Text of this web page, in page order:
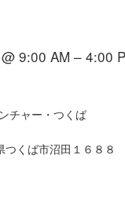
9:00 AM – 4:00
チャー・つくば
くば市沼田１６８８